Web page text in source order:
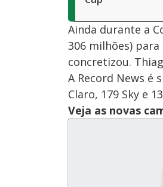
Ainda durante a
306 milhões)
concretizou.
A Record News é
Claro, 179 Sky e
Veja as novas